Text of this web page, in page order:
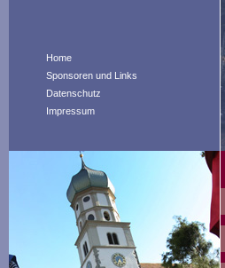
Home
Sponsoren und Links
Datenschutz
Impressum